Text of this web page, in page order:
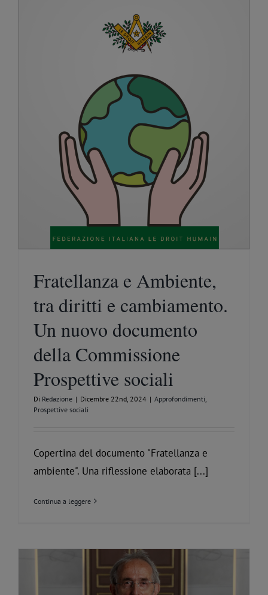
Fratellanza e Ambiente,
tra diritti e cambiamento.
Un nuovo documento
della Commissione
Prospettive sociali
Di Redazione | Dicembre 22nd, 2024 | Approfondimenti
Prospettive sociali
Copertina del documento "Fratellanza e
ambiente". Una riflessione elaborata [...]
Continua a leggere